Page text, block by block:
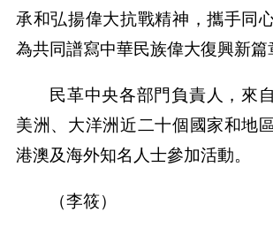
承和弘揚偉大抗戰精神，攜手同
為共同譜寫中華民族偉大復興新篇
民革中央各部門負責人，來
美洲、大洋洲近二十個國家和地
港澳及海外知名人士參加活動。
（李筱）